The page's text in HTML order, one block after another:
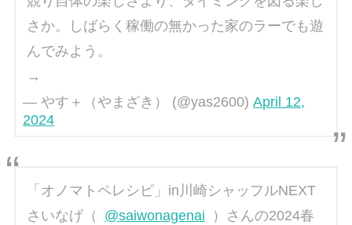
さか。しばらく稼働の無かった家のラーでも遊
んでみよう。
→
— やす＋（やまざき） (@yas2600)April 12,
2024
「オノマトペレシピ」in川崎シャッフルNEXT
さいなげ（
@saiwonagenai
）さんの2024春